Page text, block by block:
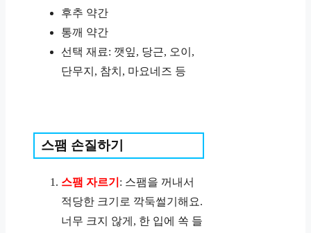
후추 약간
통깨 약간
선택 재료: 깻잎, 당근, 오이,
단무지, 참치, 마요네즈 등
스팸 손질하기
스팸 자르기 : 스팸을 꺼내서
적당한 크기로 깍둑썰기해요.
너무 크지 않게, 한 입에 쏙 들